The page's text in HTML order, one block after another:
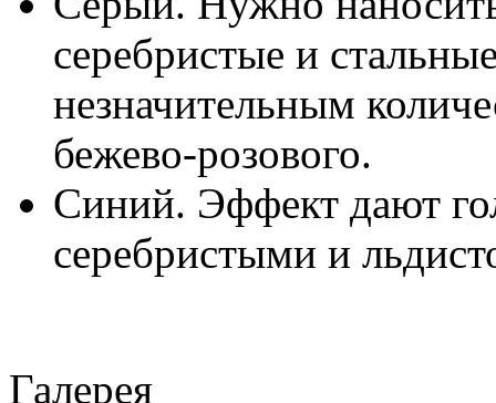
серебристые и
незначительным
бежево-розового.
Синий. Эффект дают
серебристыми и
Галерея